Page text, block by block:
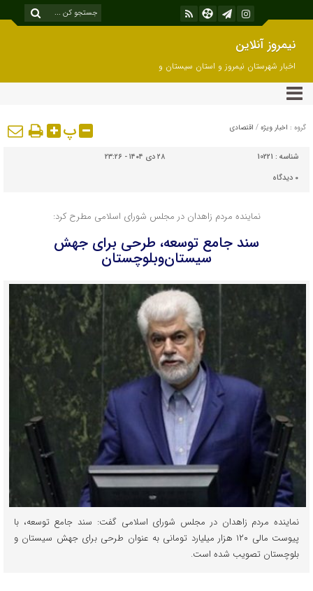
نیمروز آنلاین
اخبار شهرستان نیمروز و استان سیستان و
بلوچستان
گروه : اخبار ویژه / اقتصادی پ
شناسه : 10221
۲۸ دی ۱۴۰۴ - ۲۳:۲۶
۰ دیدگاه
نماینده مردم زاهدان در مجلس شورای اسلامی مطرح کرد:
سند جامع توسعه، طرحی برای جهش
سیستان‌وبلوچستان
نماینده مردم زاهدان در مجلس شورای اسلامی گفت: سند جامع توسعه، با
پیوست مالی ۱۲۰ هزار میلیارد تومانی به عنوان طرحی برای جهش سیستان‌ و
بلوچستان تصویب شده است.